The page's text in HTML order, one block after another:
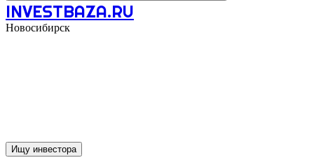
INVESTBAZA.RU
Новосибирск
Ищу инвестора